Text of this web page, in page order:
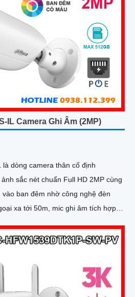
IL Camera Ghi Âm (2MP)
là dòng camera thân cố định
sắc nét chuẩn Full HD 2MP cùng
ban đêm nhờ công nghệ đèn
báo giả, hỗ trợ khe thẻ nhớ lên đến